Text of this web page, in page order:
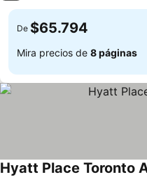
De $65.794
Mira precios de 8 páginas
Hyatt Place Toronto